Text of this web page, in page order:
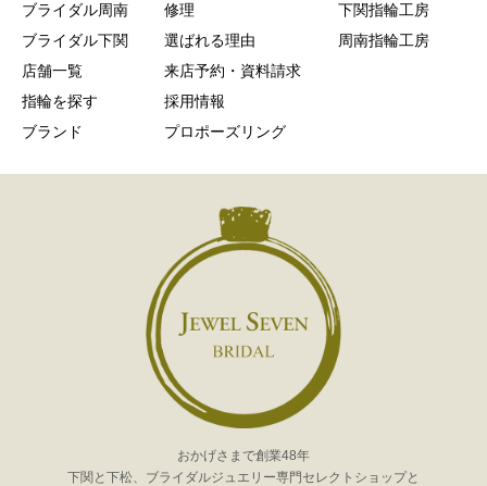
ブライダル周南
ブライダル下関
店舗一覧
指輪を探す
ブランド
修理
選ばれる理由
来店予約・資料請求
採用情報
プロポーズリング
下関指輪工房
周南指輪工房
おかげさまで創業48年
下関と下松、ブライダルジュエリー専門セレクトショップと